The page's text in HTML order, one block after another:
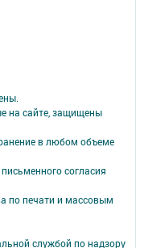
на сайте, защищены
в любом объеме
согласия
по печати и массовым
службой по надзору